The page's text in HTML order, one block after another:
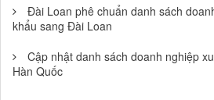
Đài Loan phê chuẩn danh sách
khẩu sang Đài Loan
Cập nhật danh sách doanh nghiệp
Hàn Quốc